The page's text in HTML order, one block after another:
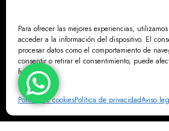
Para ofrecer las mejores experiencias,
acceder a la información del dispositivo. El
procesar datos como el comportamiento de
consentir o retirar el consentimiento, puede
funciones.
Política de cookiesPolítica de privacidadAviso